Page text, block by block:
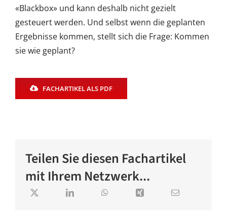
«Blackbox» und kann deshalb nicht gezielt
gesteuert werden. Und selbst wenn die geplanten
Ergebnisse kommen, stellt sich die Frage: Kommen
sie wie geplant?
FACHARTIKEL ALS PDF
Teilen Sie diesen Fachartikel
mit Ihrem Netzwerk...